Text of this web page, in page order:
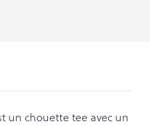
un chouette tee avec un